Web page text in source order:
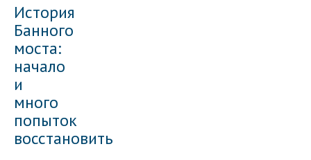
История
Банного
моста:
начало
и
много
попыток
восстановить